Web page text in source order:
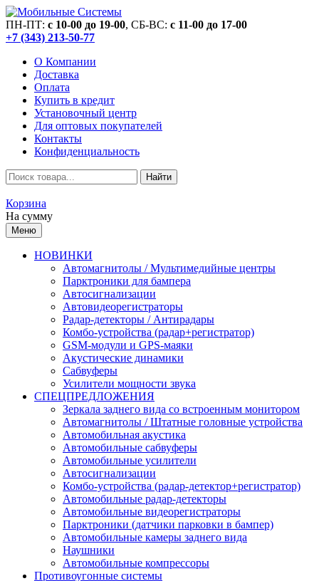
ПН-ПТ: c 10-00 до 19-00, СБ-ВС: c 11-00 до 17-00
+7 (343) 213-50-77
О Компании
Доставка
Оплата
Купить в кредит
Установочный центр
Для оптовых покупателей
Контакты
Конфиденциальность
Найти
Корзина
На сумму
Меню
НОВИНКИ
Автомагнитолы / Мультимедийные центры
Парктроники для бампера
Автосигнализации
Автовидеорегистраторы
Радар-детекторы / Антирадары
Комбо-устройства (радар+регистратор)
GSM-модули и GPS-маяки
Акустические динамики
Сабвуферы
Усилители мощности звука
СПЕЦПРЕДЛОЖЕНИЯ
Зеркала заднего вида со встроенным монитором
Автомагнитолы / Штатные головные устройства
Автомобильная акустика
Автомобильные сабвуферы
Автомобильные усилители
Автосигнализации
Комбо-устройства (радар-детектор+регистратор)
Автомобильные радар-детекторы
Автомобильные видеорегистраторы
Парктроники (датчики парковки в бампер)
Автомобильные камеры заднего вида
Наушники
Автомобильные компрессоры
Противоугонные системы